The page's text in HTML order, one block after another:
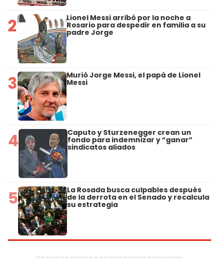
2 Lionel Messi arribó por la noche a
Rosario para despedir en familia a su
padre Jorge
3 Murió Jorge Messi, el papá de Lionel
Messi
4 Caputo y Sturzenegger crean un
fondo para indemnizar y “ganar”
sindicatos aliados
5 La Rosada busca culpables después
de la derrota en el Senado y recalcula
su estrategia